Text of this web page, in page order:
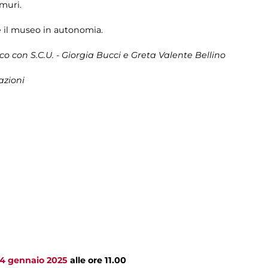
il museo in autonomia.
con S.C.U. - Giorgia Bucci e Greta Valente Bellino
gennaio 2025 alle ore 11.00